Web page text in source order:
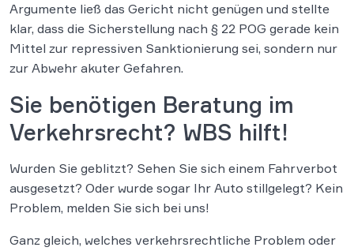
Argumente ließ das Gericht nicht genügen und stellte
klar, dass die Sicherstellung nach § 22 POG gerade kein
Mittel zur repressiven Sanktionierung sei, sondern nur
zur Abwehr akuter Gefahren.
Sie benötigen Beratung im
Verkehrsrecht? WBS hilft!
Wurden Sie geblitzt? Sehen Sie sich einem Fahrverbot
ausgesetzt? Oder wurde sogar Ihr Auto stillgelegt? Kein
Problem, melden Sie sich bei uns!
Ganz gleich, welches verkehrsrechtliche Problem oder